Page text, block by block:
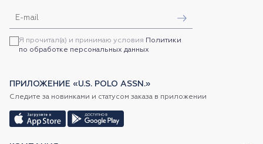
Я прочитал(а) и принимаю условия
Политики
по обработке персональных данных
ПРИЛОЖЕНИЕ «U.S. POLO ASSN.»
Следите за новинками и статусом заказа в приложении